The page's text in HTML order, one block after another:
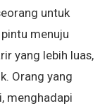
untuk
menuju
yang lebih luas,
Orang yang
menghadapi